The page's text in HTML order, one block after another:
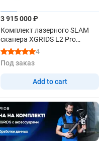
3 915 000 ₽
Комплект лазерного SLAM
сканера XGRIDS L2 Pro
32/120 RTK Survey Grade с
аксессуарами и
устройствами для обработки
4
Под заказ
Add to cart